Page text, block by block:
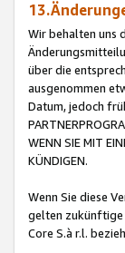
Wir behalten uns
über die
ausgenommen
Datum, jedoch
WENN SIE MIT
KÜNDIGEN.
Wenn Sie diese
gelten zukünftige
Core S.à r.l.